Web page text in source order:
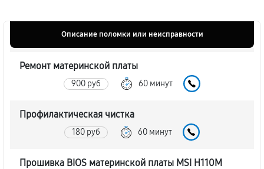
Описание поломки или неисправности
Ремонт материнской платы
900 руб 60 минут
Профилактическая чистка
180 руб 60 минут
Прошивка BIOS материнской платы MSI H110M